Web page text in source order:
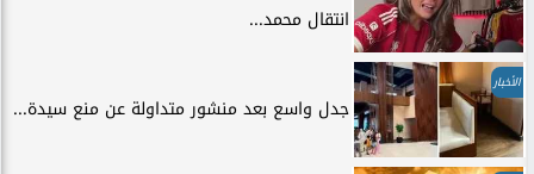
انتقال محمد...
الأخبار
جدل واسع بعد منشور متداولة عن منع سيدة...